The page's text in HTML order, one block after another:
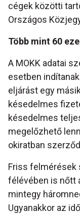
cégek közötti
Országos
Több mint 60
A MOKK adatai
esetben
eljárást egy
késedelmes
késedelmes
megelőzhető
okiratban
Friss felmérések
félévében is nőtt
mintegy
Ugyanakkor az